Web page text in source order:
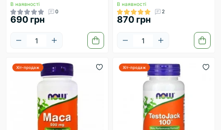
В наявності
0
690 грн
В наявності
2
870 грн
Хіт-продаж Хіт-продаж